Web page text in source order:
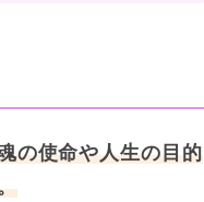
の使命や人生の目的